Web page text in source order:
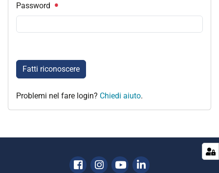
Password
Fatti riconoscere
Problemi nel fare login? Chiedi aiuto.
Facebook
Instagram
YoutubeLinkedin